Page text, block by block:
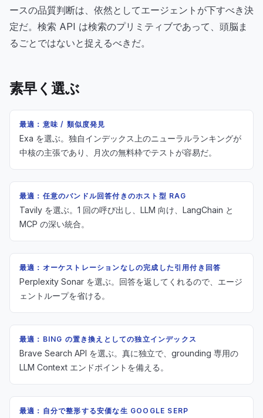
ースの品質判断は、依然としてエージェントが下すべき決
定だ。検索 API は検索のプリミティブであって、頭脳ま
るごとではないと捉えるべきだ。
素早く選ぶ
最適：意味 / 類似度発見
Exa を選ぶ。独自インデックス上のニューラルランキングが
中核の主張であり、月次の無料枠でテストが容易だ。
最適：任意のバンドル回答付きのホスト型 RAG
Tavily を選ぶ。1 回の呼び出し、LLM 向け、LangChain と
MCP の深い統合。
最適：オーケストレーションなしの完成した引用付き回答
Perplexity Sonar を選ぶ。回答を返してくれるので、エージ
ェントループを省ける。
最適：BING の置き換えとしての独立インデックス
Brave Search API を選ぶ。真に独立で、grounding 専用の
LLM Context エンドポイントを備える。
最適：自分で整形する安価な生 GOOGLE SERP